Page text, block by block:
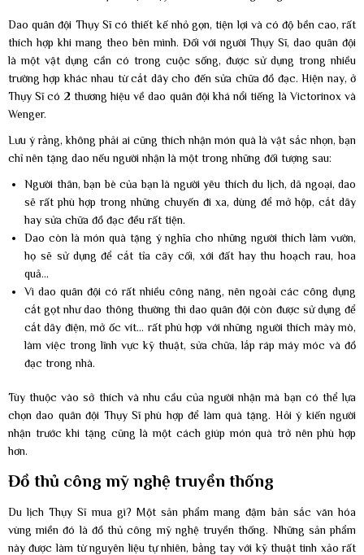
Dao quân đội Thụy Sĩ có thiết kế nhỏ gọn, tiện lợi và có độ bền cao, rất
thích hợp khi mang theo bên mình. Đối với người Thụy Sĩ, dao quân đội
là một vật dụng cần có trong cuộc sống, được sử dụng trong nhiều
trường hợp khác nhau từ cắt dây cho đến sửa chữa đồ đạc. Hiện nay, ở
Thụy Sĩ có 2 thương hiệu về dao quân đội khá nổi tiếng là Victorinox và
Wenger.
Lưu ý rằng, không phải ai cũng thích nhận món quà là vật sắc nhọn, bạn
chỉ nên tặng dao nếu người nhận là một trong những đối tượng sau:
Người thân, bạn bè của bạn là người yêu thích du lịch, dã ngoại, dao
sẽ rất phù hợp trong những chuyến đi xa, dùng để mở hộp, cắt dây
hay sửa chữa đồ đạc đều rất tiện.
Dao còn là món quà tặng ý nghĩa cho những người thích làm vườn,
họ sẽ sử dụng để cắt tỉa cây cối, xới đất hay thu hoạch rau, hoa
quả...
Vì dao quân đội có rất nhiều công năng, nên ngoài các công dụng
cắt gọt như dao thông thường thì dao quân đội còn được sử dụng để
cắt dây điện, mở ốc vít... rất phù hợp với những người thích mày mò,
làm việc trong lĩnh vực kỹ thuật, sửa chữa, lắp ráp máy móc và đồ
đạc trong nhà.
Tùy thuộc vào sở thích và nhu cầu của người nhận mà bạn có thể lựa
chọn dao quân đội Thụy Sĩ phù hợp để làm quà tặng. Hỏi ý kiến người
nhận trước khi tặng cũng là một cách giúp món quà trở nên phù hợp
hơn.
Đồ thủ công mỹ nghệ truyền thống
Du lịch Thụy Sĩ mua gì? Một sản phẩm mang đậm bản sắc văn hóa
vùng miền đó là đồ thủ công mỹ nghệ truyền thống. Những sản phẩm
này được làm từ nguyên liệu tự nhiên, bằng tay với kỹ thuật tinh xảo rất